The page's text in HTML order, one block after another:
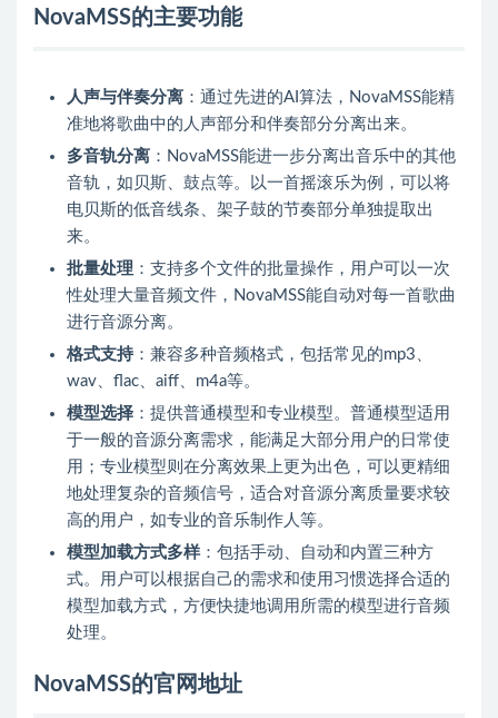
NovaMSS的主要功能
人声与伴奏分离 ：通过先进的AI算法，NovaMSS能精
准地将歌曲中的人声部分和伴奏部分分离出来。
多音轨分离 ：NovaMSS能进一步分离出音乐中的其他
音轨，如贝斯、鼓点等。以一首摇滚乐为例，可以将
电贝斯的低音线条、架子鼓的节奏部分单独提取出
来。
批量处理 ：支持多个文件的批量操作，用户可以一次
性处理大量音频文件，NovaMSS能自动对每一首歌曲
进行音源分离。
格式支持：兼容多种音频格式，包括常见的mp3、
wav、flac、aiff、m4a等。
模型选择 ：提供普通模型和专业模型。普通模型适用
于一般的音源分离需求，能满足大部分用户的日常使
用；专业模型则在分离效果上更为出色，可以更精细
地处理复杂的音频信号，适合对音源分离质量要求较
高的用户，如专业的音乐制作人等。
模型加载方式多样 ：包括手动、自动和内置三种方
式。用户可以根据自己的需求和使用习惯选择合适的
模型加载方式，方便快捷地调用所需的模型进行音频
处理。
NovaMSS的官网地址